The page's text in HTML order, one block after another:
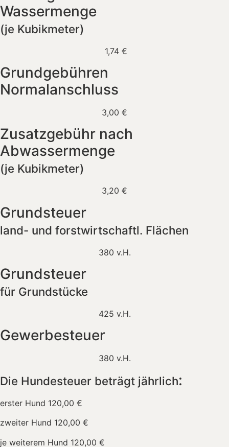
Wassermenge
(je Kubikmeter)
1,74 €
Grundgebühren
Normalanschluss
3,00 €
Zusatzgebühr nach
Abwassermenge
(je Kubikmeter)
3,20 €
Grundsteuer
land- und forstwirtschaftl. Flächen
380 v.H.
Grundsteuer
für Grundstücke
425 v.H.
Gewerbesteuer
380 v.H.
Die Hundesteuer beträgt jährlich:
erster Hund 120,00 €
zweiter Hund 120,00 €
je weiterem Hund 120,00 €